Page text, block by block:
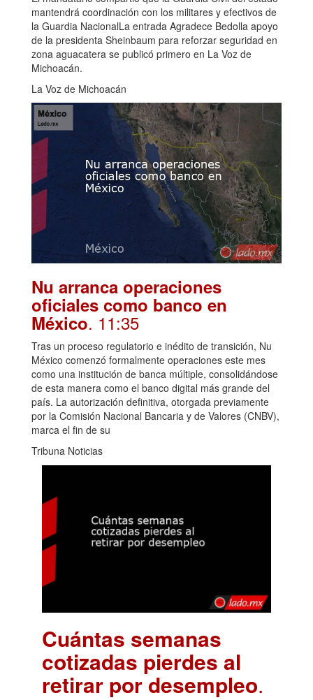
mantendrá coordinación con los militares y efectivos de
la Guardia NacionalLa entrada Agradece Bedolla apoyo
de la presidenta Sheinbaum para reforzar seguridad en
zona aguacatera se publicó primero en La Voz de
Michoacán.
La Voz de Michoacán
Nu arranca operaciones
oficiales como banco en
México. 11:35
Tras un proceso regulatorio e inédito de transición, Nu
México comenzó formalmente operaciones este mes
como una institución de banca múltiple, consolidándose
de esta manera como el banco digital más grande del
país. La autorización definitiva, otorgada previamente
por la Comisión Nacional Bancaria y de Valores (CNBV),
marca el fin de su
Tribuna Noticias
Cuántas semanas
cotizadas pierdes al
retirar por desempleo.